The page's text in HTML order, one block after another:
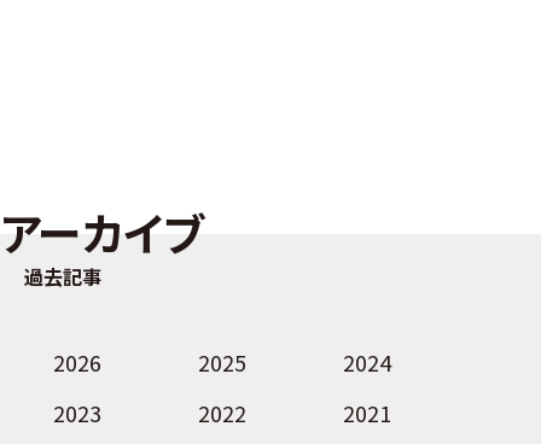
アーカイブ
過去記事
2026 2025
2024
2023
2022
2021